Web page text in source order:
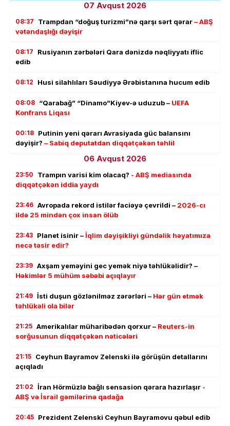
07 Avqust 2026
08:37 Trampdan “doğuş turizmi”nə qarşı sərt qərar– ABŞ
vətəndaşlığı dəyişir
08:17
Rusiyanın zərbələri Qara dənizdə nəqliyyatı iflic
edib
08:12 Husi silahlıları Səudiyyə Ərəbistanına hucum edib
08:08 “Qarabağ” “Dinamo”Kiyev-ə uduzub – UEFA
Konfrans Liqası
00:18 Putinin yeni qərarı Avrasiyada güc balansını
dəyişir? – Sabiq deputatdan diqqətçəkən təhlil
06 Avqust 2026
23:50 Trampın varisi kim olacaq? - ABŞ mediasında
diqqətçəkən iddia yaydı
23:46 Avropada rekord istilər faciəyə çevrildi – 2026-cı
ildə 25 mindən çox insan ölüb
23:43 Planet isinir –İqlim dəyişikliyi gündəlik həyatımıza
necə təsir edir?
23:39 Axşam yeməyini gec yemək niyə təhlükəlidir? –
Həkimlər 5 mühüm səbəbi açıqlayır
21:49 İsti duşun gözlənilməz zərərləri – Hər gün etmək
təhlükəli ola bilər
21:25 Amerikalılar müharibədən qorxur – Reuters-in
sorğusunun diqqətçəkən nəticələri
21:15 Ceyhun Bayramov Zelenski ilə görüşün detallarını
açıqladı
21:02 İran Hörmüzlə bağlı sensasion qərara hazırlaşır -
ABŞ və İsrail gəmilərinə qadağa
20:45 Prezident Zelenski Ceyhun Bayramovu qəbul edib